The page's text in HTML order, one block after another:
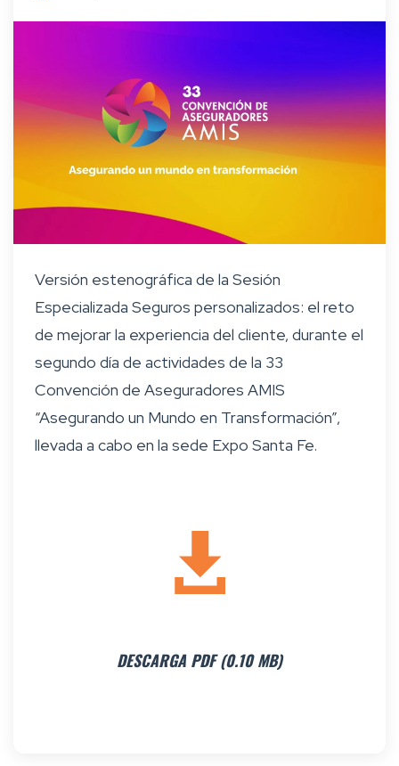
Versión estenográfica de la Sesión
Especializada Seguros personalizados: el reto
de mejorar la experiencia del cliente, durante el
segundo día de actividades de la 33
Convención de Aseguradores AMIS
“Asegurando un Mundo en Transformación”,
llevada a cabo en la sede Expo Santa Fe.
DESCARGA PDF (0.10 MB)